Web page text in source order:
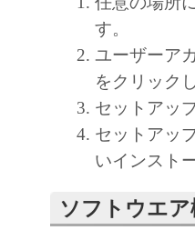
を条件とします
(2) お客様は、
するためのバ
部、複製する
(3) 上記(1)お
ヤノンのライ
と黙示たると
るいは許諾さ
２．制限
す。
ユーザーア
をクリック
セットアッ
セットアッ
いインスト
ソフトウエア